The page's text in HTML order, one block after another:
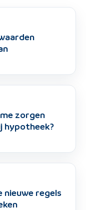
zorgen
hypotheek?
nieuwe regels